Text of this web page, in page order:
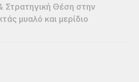
Στρατηγική Θέση στην
μυαλό και μερίδιο